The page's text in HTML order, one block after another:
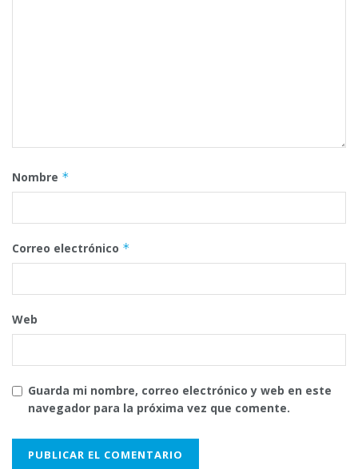
Nombre *
Correo electrónico *
Web
Guarda mi nombre, correo electrónico y web en este
navegador para la próxima vez que comente.